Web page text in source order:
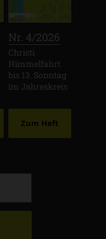
Nr. 4/2026
Christi
Himmelfahrt
bis 13. Sonntag
im Jahreskreis
Zum Heft